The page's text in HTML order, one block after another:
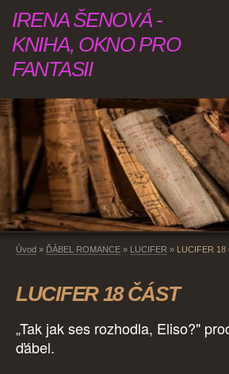
IRENA ŠENOVÁ -
KNIHA, OKNO PRO
FANTASII
Úvod » ĎÁBEL ROMANCE » LUCIFER » LUCIFER
LUCIFER 18 ČÁST
„Tak jak ses rozhodla, Eliso?"
ďábel.